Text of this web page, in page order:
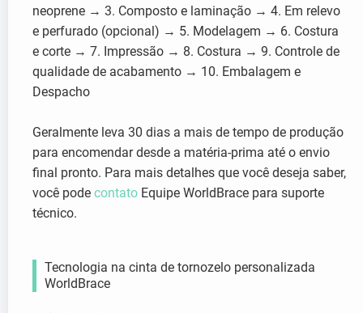
neoprene → 3. Composto e laminação → 4. Em relevo
e perfurado (opcional) → 5. Modelagem → 6. Costura
e corte → 7. Impressão → 8. Costura → 9. Controle de
qualidade de acabamento → 10. Embalagem e
Despacho
Geralmente leva 30 dias a mais de tempo de produção
para encomendar desde a matéria-prima até o envio
final pronto. Para mais detalhes que você deseja saber,
você pode contato Equipe WorldBrace para suporte
técnico.
Tecnologia na cinta de tornozelo personalizada
WorldBrace